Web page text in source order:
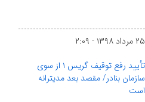
۲۵ مرداد ۱۳۹۸ - ۲:۰۹
تأیید رفع توقیف گریس ۱ از سوی
سازمان بنادر/ مقصد بعد مدیترانه
است